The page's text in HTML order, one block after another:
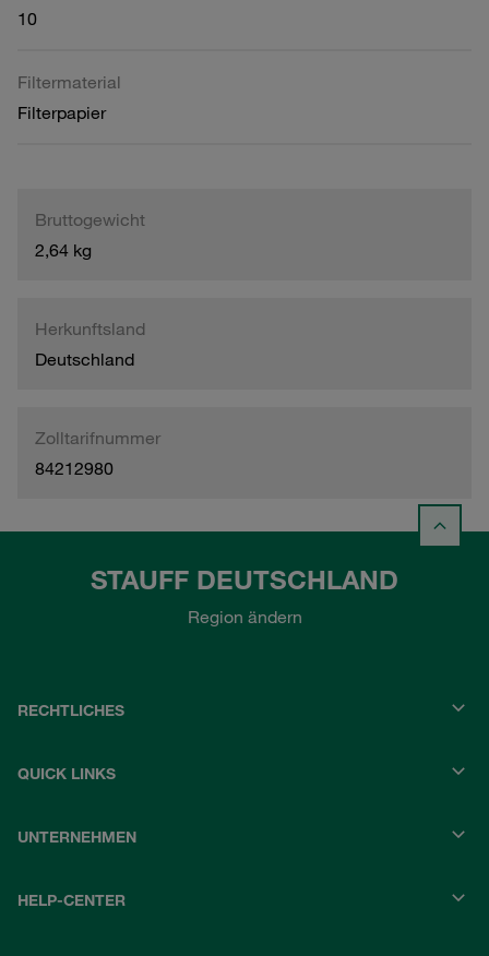
10
Filtermaterial
Filterpapier
Bruttogewicht
2,64 kg
Herkunftsland
Deutschland
Zolltarifnummer
84212980
STAUFF DEUTSCHLAND
Region ändern
RECHTLICHES
QUICK LINKS
UNTERNEHMEN
HELP-CENTER